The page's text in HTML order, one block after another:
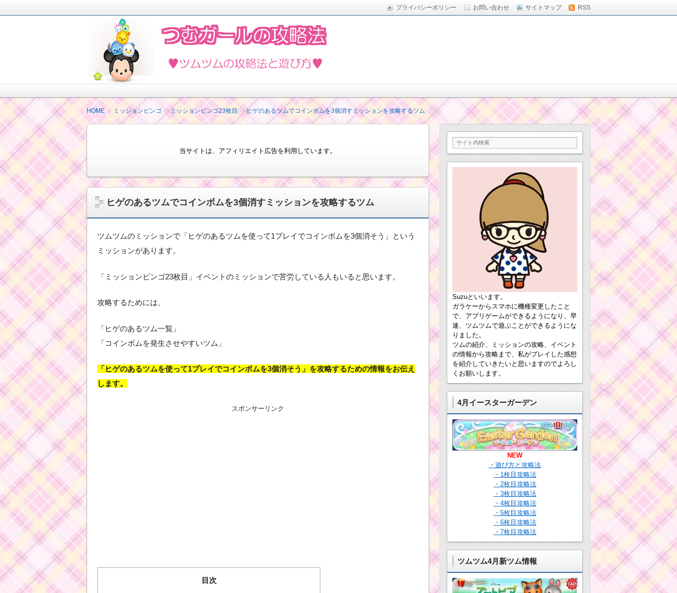
お問い合わせ サイトマップ RSS
プライバシーポリシー
ツムツムの攻略法と遊び方
2018年4月ツムツムを楽しく攻略した実際の方法をまとめています。5月の新イベントや新ツムな
ど最新情報も紹介しています。
HOME ミッションビンゴ ミッションビンゴ23枚目 ヒゲのあるツムでコインボムを3個消すミッションを攻略するツム
当サイトは、アフィリエイト広告を利用しています。
ヒゲのあるツムでコインボムを3個消すミッションを攻略するツム
ツムツムのミッションで「ヒゲのあるツムを使って1プレイでコインボムを3個消そう」という
ミッションがあります。
「ミッションビンゴ23枚目」イベントのミッションで苦労している人もいると思います。
攻略するためには、
「ヒゲのあるツム一覧」
「コインボムを発生させやすいツム」
「ヒゲのあるツムを使って1プレイでコインボムを3個消そう」を攻略するための情報をお伝え
します。
スポンサーリンク
目次
Suzuといいます。
ガラケーからスマホに機種変更したこと
で、アプリゲームができるようになり、早
速、ツムツムで遊ぶことができるようにな
りました。
ツムの紹介、ミッションの攻略、イベント
の情報から攻略まで、私がプレイした感想
を紹介していきたいと思いますのでよろし
くお願いします。
4月イースターガーデン
NEW
・遊び方と攻略法
・1枚目攻略法
・2枚目攻略法
・3枚目攻略法
・4枚目攻略法
・5枚目攻略法
・6枚目攻略法
・7枚目攻略法
ツムツム4月新ツム情報